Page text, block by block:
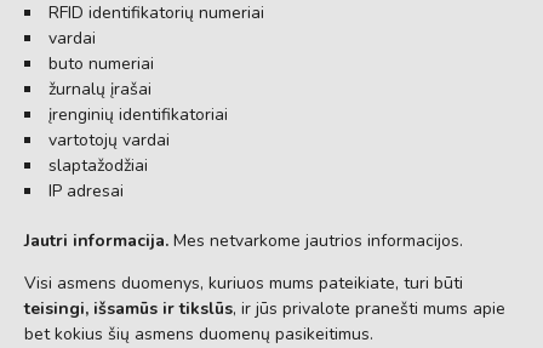
RFID identifikatorių numeriai
vardai
buto numeriai
žurnalų įrašai
įrenginių identifikatoriai
vartotojų vardai
slaptažodžiai
IP adresai
Jautri informacija. Mes netvarkome jautrios informacijos.
Visi asmens duomenys, kuriuos mums pateikiate, turi būti
teisingi, išsamūs ir tikslūs, ir jūs privalote pranešti mums apie
bet kokius šių asmens duomenų pasikeitimus.